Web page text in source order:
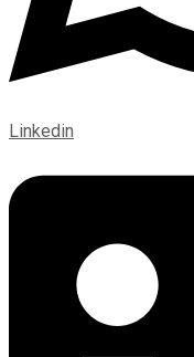
Linkedin